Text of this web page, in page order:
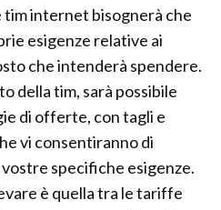
internet bisognerà che
esigenze relative ai
che intenderà spendere.
della tim, sarà possibile
di offerte, con tagli e
vi consentiranno di
specifiche esigenze.
è quella tra le tariffe